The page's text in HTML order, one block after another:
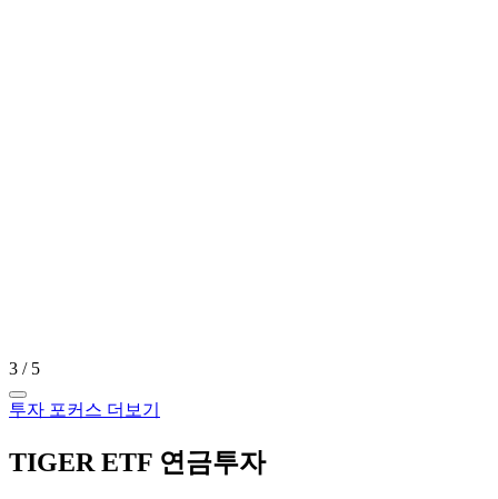
4 / 5
투자 포커스 더보기
TIGER ETF 연금투자